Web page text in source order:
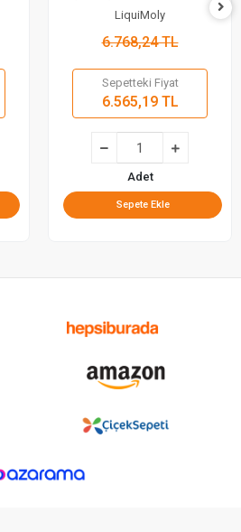
Motorları İçin Profesyonel
Koruma (5 Lt)
LiquiMoly
6.768,24 TL
Sepetteki Fiyat
6.565,19 TL
Adet
Sepete Ekle